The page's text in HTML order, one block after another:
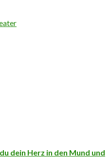
dein Herz in den Mund und